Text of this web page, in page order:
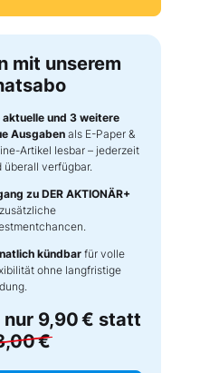
mit unserem
aktuelle und 3 weitere
Ausgaben als E-Paper &
Artikel lesbar – jederzeit
überall verfügbar.
zu DER AKTIONÄR+
kündbar für volle
ohne langfristige
nur 9,90 € statt
€